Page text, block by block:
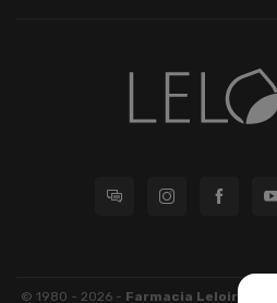
© 1980 - 2026 - Farmacia Leloir S.R.L.